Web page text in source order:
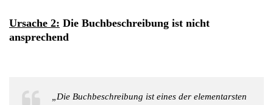
Ursache 2: Die Buchbeschreibung ist nicht
ansprechend
„Die Buchbeschreibung ist eines der elementarsten